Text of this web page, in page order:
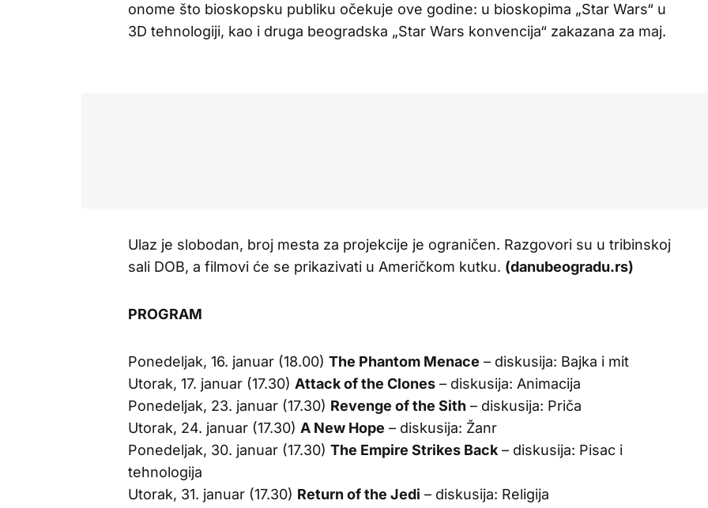
onome što bioskopsku publiku očekuje ove godine: u bioskopima „Star Wars“ u
3D tehnologiji, kao i druga beogradska „Star Wars konvencija“ zakazana za maj.
Ulaz je slobodan, broj mesta za projekcije je ograničen. Razgovori su u tribinskoj
sali DOB, a filmovi će se prikazivati u Američkom kutku. (danubeogradu.rs)
PROGRAM
Ponedeljak, 16. januar (18.00) The Phantom Menace – diskusija: Bajka i mit
Utorak, 17. januar (17.30) Attack of the Clones – diskusija: Animacija
Ponedeljak, 23. januar (17.30) Revenge of the Sith – diskusija: Priča
Utorak, 24. januar (17.30) A New Hope – diskusija: Žanr
Ponedeljak, 30. januar (17.30) The Empire Strikes Back – diskusija: Pisac i
tehnologija
Utorak, 31. januar (17.30) Return of the Jedi – diskusija: Religija